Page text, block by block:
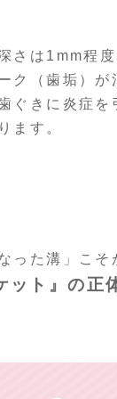
さは1mm程
ク（歯垢）が
ぐきに炎症を
ます。
った溝」こそ
ット』の正